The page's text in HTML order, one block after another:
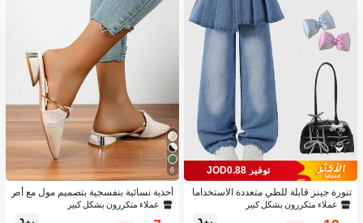
توفير JOD0.88
تنورة جينز قابلة للطي متعددة الاستخداما
ت بتصميم قطعتين للبنات 1 قطعة
عملاء متكررون بشكل كبير
6
أحذية نسائية بنفسجية بتصميم مول مع أص
بع مدبب وكعب منخفض، أحذية من الجلد ا
عملاء متكررون بشكل كبير